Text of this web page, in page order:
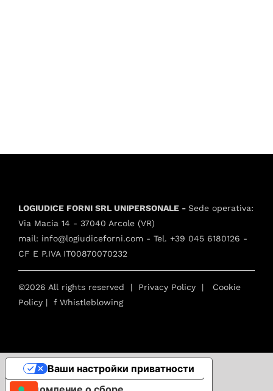
LOGIUDICE FORNI SRL UNIPERSONALE - Sede operativa:
Via Macia 14 - 37040 Arcole (VR)
mail: info@logiudiceforni.com - Tel. +39 045 6180126 -
CF E P.IVA IT00870070232
©2026 All rights reserved | Privacy Policy | Cookie
Policy | f Whistleblowing
Ваши настройки приватности